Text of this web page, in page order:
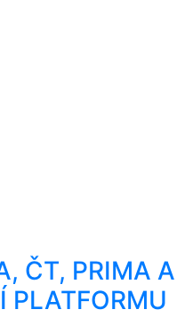
ČT, PRIMA A
PLATFORMU